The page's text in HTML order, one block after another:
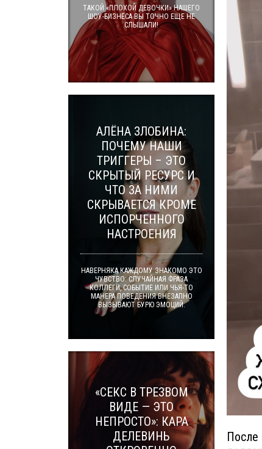
После
ТАКОЙ «ПЛОХОЙ ДЕВОЧКИ» НАШЕГО
ШОУ-БИЗНЕСА ВЫ ТОЧНО ЕЩЕ НЕ
СЛЫШАЛИ!
АЛЁНА ЗЛОБИНА:
ПОЧЕМУ НАШИ
ТРИГГЕРЫ – ЭТО
СКРЫТЫЙ РЕСУРС И
ЧТО ЗА НИМИ
СКРЫВАЕТСЯ КРОМЕ
ИСПОРЧЕННОГО
НАСТРОЕНИЯ
НАВЕРНЯКА КАЖДОМУ ЗНАКОМО ЭТО
ЧУВСТВО: СЛУЧАЙНАЯ ФРАЗА
КОЛЛЕГИ, СОБЫТИЕ ИЛИ ЧЬЯ-ТО
МАНЕРА ПОВЕДЕНИЯ ВНЕЗАПНО
ВЫЗЫВАЮТ БУРЮ ЭМОЦИЙ.
«СЕКС В ТРЕЗВОМ
ВИДЕ — ЭТО
НЕПРОСТО»: КАРА
ДЕЛЕВИНЬ